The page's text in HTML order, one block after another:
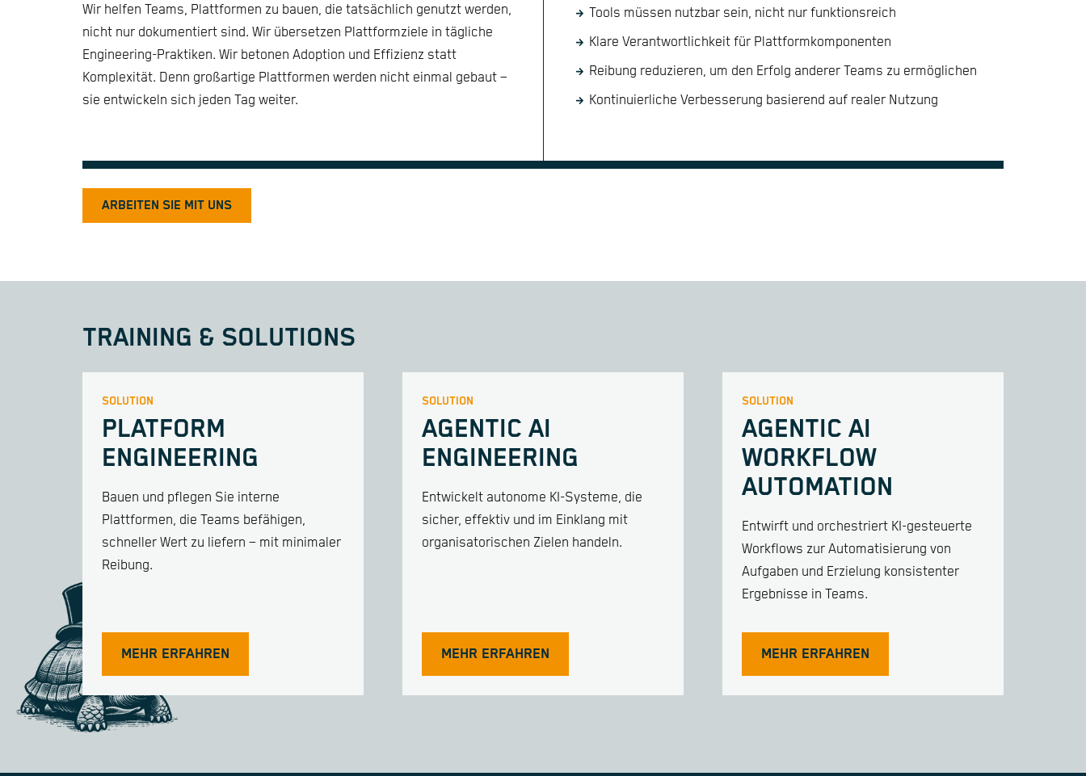
Wir helfen Teams, Plattformen zu bauen, die tatsächlich genutzt werden,
nicht nur dokumentiert sind. Wir übersetzen Plattformziele in tägliche
Engineering-Praktiken. Wir betonen Adoption und Effizienz statt
Komplexität. Denn großartige Plattformen werden nicht einmal gebaut –
sie entwickeln sich jeden Tag weiter.
Tools müssen nutzbar sein, nicht nur funktionsreich
Klare Verantwortlichkeit für Plattformkomponenten
Reibung reduzieren, um den Erfolg anderer Teams zu ermöglichen
Kontinuierliche Verbesserung basierend auf realer Nutzung
ARBEITEN SIE MIT UNS
TRAINING & SOLUTIONS
SOLUTION
PLATFORM
ENGINEERING
Bauen und pflegen Sie interne
Plattformen, die Teams befähigen,
schneller Wert zu liefern – mit minimaler
Reibung.
MEHR ERFAHREN
SOLUTION
AGENTIC AI
ENGINEERING
Entwickelt autonome KI-Systeme, die
sicher, effektiv und im Einklang mit
organisatorischen Zielen handeln.
MEHR ERFAHREN
SOLUTION
AGENTIC AI
WORKFLOW
AUTOMATION
Entwirft und orchestriert KI-gesteuerte
Workflows zur Automatisierung von
Aufgaben und Erzielung konsistenter
Ergebnisse in Teams.
MEHR ERFAHREN